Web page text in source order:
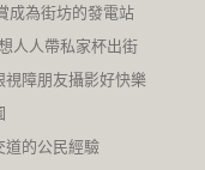
成為街坊的發電站
人人帶私家杯出街
視障朋友攝影好快樂
道的公民經驗